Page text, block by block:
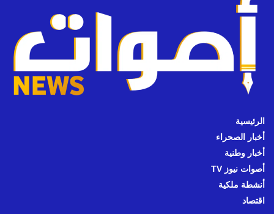
الرئيسية
أخبار الصحراء
أخبار وطنية
أصوات نيوز TV
أنشطة ملكية
اقتصاد